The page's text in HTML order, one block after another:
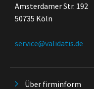
Amsterdamer Str. 192
50735 Köln
service@validatis.de
Über firminform